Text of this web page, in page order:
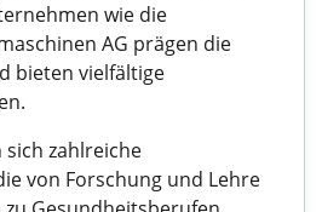
wie die
AG prägen die
bieten vielfältige
zahlreiche
von Forschung und Lehre